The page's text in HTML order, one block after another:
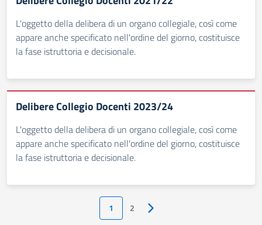
L'oggetto della delibera di un organo collegiale, così come
appare anche specificato nell'ordine del giorno, costituisce
la fase istruttoria e decisionale.
Delibere Collegio Docenti 2023/24
L'oggetto della delibera di un organo collegiale, così come
appare anche specificato nell'ordine del giorno, costituisce
la fase istruttoria e decisionale.
1 2 Pagina successiva